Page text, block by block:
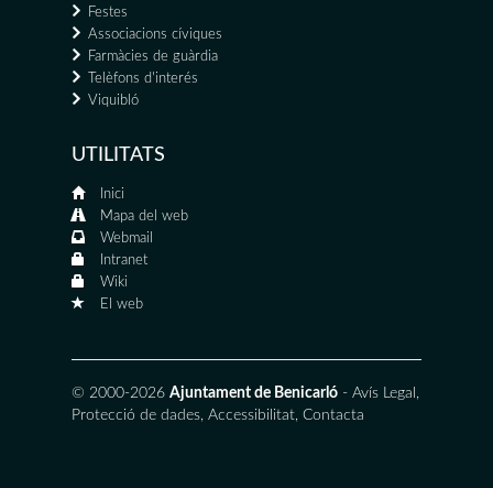
Festes
Associacions cíviques
Farmàcies de guàrdia
Telèfons d'interés
Viquibló
UTILITATS
Inici
Mapa del web
Webmail
Intranet
Wiki
El web
© 2000-2026 Ajuntament de Benicarló - Avís Legal ,
Protecció de dades, Accessibilitat, Contacta